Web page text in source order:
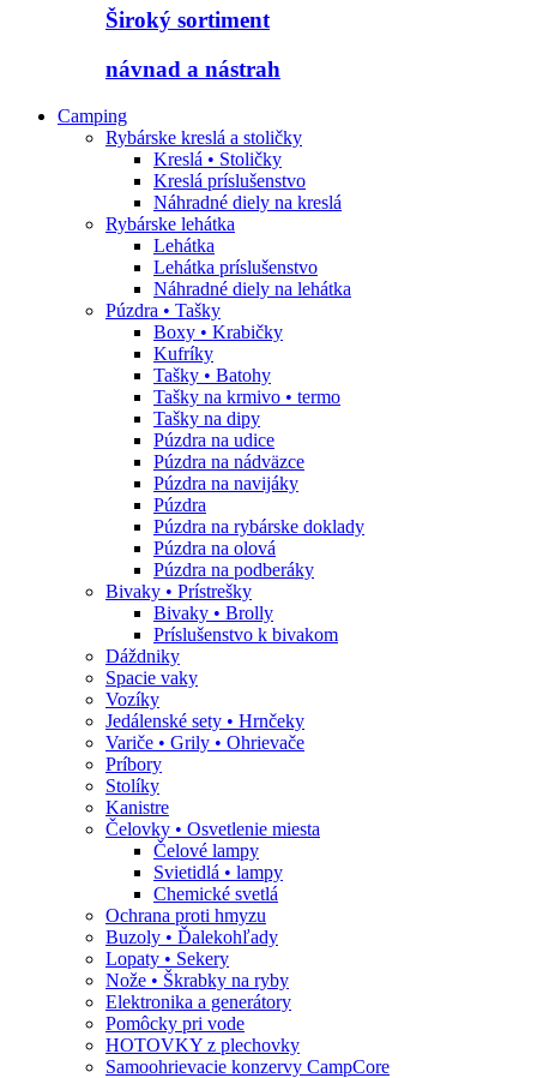
Široký sortiment
návnad a nástrah
Camping
Rybárske kreslá a stoličky
Kreslá • Stoličky
Kreslá príslušenstvo
Náhradné diely na kreslá
Rybárske lehátka
Lehátka
Lehátka príslušenstvo
Náhradné diely na lehátka
Púzdra • Tašky
Boxy • Krabičky
Kufríky
Tašky • Batohy
Tašky na krmivo • termo
Tašky na dipy
Púzdra na udice
Púzdra na nádväzce
Púzdra na navijáky
Púzdra
Púzdra na rybárske doklady
Púzdra na olová
Púzdra na podberáky
Bivaky • Prístrešky
Bivaky • Brolly
Príslušenstvo k bivakom
Dáždniky
Spacie vaky
Vozíky
Jedálenské sety • Hrnčeky
Variče • Grily • Ohrievače
Príbory
Stolíky
Kanistre
Čelovky • Osvetlenie miesta
Čelové lampy
Svietidlá • lampy
Chemické svetlá
Ochrana proti hmyzu
Buzoly • Ďalekohľady
Lopaty • Sekery
Nože • Škrabky na ryby
Elektronika a generátory
Pomôcky pri vode
HOTOVKY z plechovky
Samoohrievacie konzervy CampCore